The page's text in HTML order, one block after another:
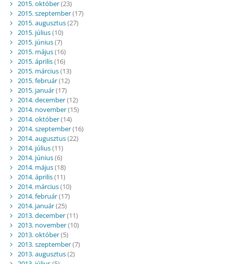
2015. október(23)
2015. szeptember(17)
2015. augusztus(27)
2015. július(10)
2015. június(7)
2015. május(16)
2015. április(16)
2015. március(13)
2015. február(12)
2015. január(17)
2014. december(12)
2014. november(15)
2014. október(14)
2014. szeptember(16)
2014. augusztus(22)
2014. július(11)
2014. június(6)
2014. május(18)
2014. április(11)
2014. március(10)
2014. február(17)
2014. január(25)
2013. december(11)
2013. november(10)
2013. október(5)
2013. szeptember(7)
2013. augusztus(2)